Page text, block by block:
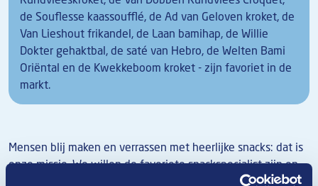
de Souflesse kaassoufflé, de Ad van Geloven kroket, de
Van Lieshout frikandel, de Laan bamihap, de Willie
Dokter gehaktbal, de saté van Hebro, de Welten Bami
Oriëntal en de Kwekkeboom kroket - zijn favoriet in de
markt.
Mensen blij maken en verrassen met heerlijke snacks: dat is
onze missie. We willen de favoriete snackspecialist zijn en
blijven van consument en professional. Lekker, betrouwbaar,